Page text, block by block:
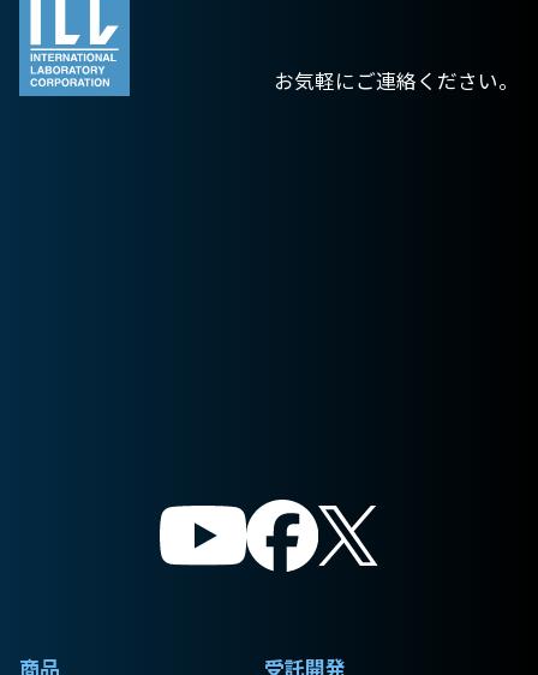
お気軽にご連絡ください。
商品 受託開発